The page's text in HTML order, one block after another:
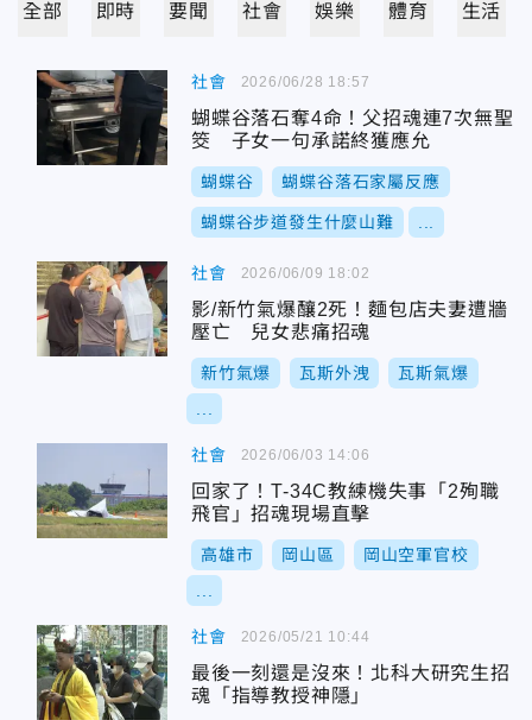
全部 即時 要聞 社會 娛樂 體育 生活
社會
蝴蝶谷落石奪4命！父招魂連7次無聖
筊 子女一句承諾終獲應允
蝴蝶谷 蝴蝶谷落石家屬反應
蝴蝶谷步道發生什麼山難
2026/06/28 18:57
社會
影/新竹氣爆釀2死！麵包店夫妻遭牆
壓亡 兒女悲痛招魂
新竹氣爆 瓦斯外洩 瓦斯氣爆
2026/06/09 18:02
社會
回家了！T-34C教練機失事「2殉職
飛官」招魂現場直擊
高雄市 岡山區 岡山空軍官校
2026/06/03 14:06
社會
最後一刻還是沒來！北科大研究生招
魂「指導教授神隱」
2026/05/21 10:44